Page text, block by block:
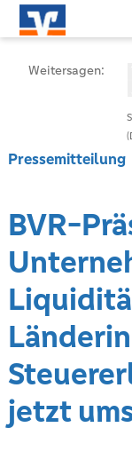
Weitersagen:
Pressemitteilung
BVR-
jetzt